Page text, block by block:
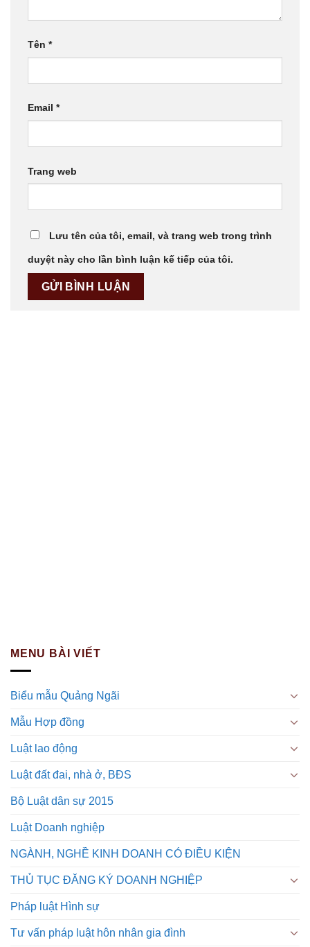
Tên *
Email *
Trang web
Lưu tên của tôi, email, và trang web trong trình
duyệt này cho lần bình luận kế tiếp của tôi.
MENU BÀI VIẾT
Biểu mẫu Quảng Ngãi
Mẫu Hợp đồng
Luật lao động
Luật đất đai, nhà ở, BĐS
Bộ Luật dân sự 2015
Luật Doanh nghiệp
NGÀNH, NGHỀ KINH DOANH CÓ ĐIỀU KIỆN
THỦ TỤC ĐĂNG KÝ DOANH NGHIỆP
Pháp luật Hình sự
Tư vấn pháp luật hôn nhân gia đình